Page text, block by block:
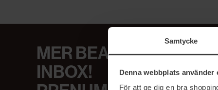
Samtycke
Denna webbplats använder
För att ge dig en bra
MER BEAUTY I DIN
INBOX!